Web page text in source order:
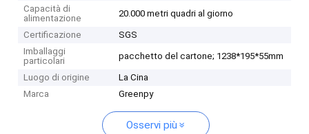
Capacità di
alimentazione
20.000 metri quadri al giorno
Certificazione
SGS
Imballaggi
particolari
pacchetto del cartone; 1238*195*55mm
Luogo di origine
La Cina
Marca
Greenpy
Osservi più